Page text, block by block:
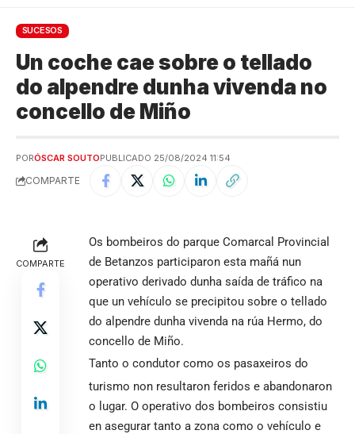
SUCESOS
Un coche cae sobre o tellado
do alpendre dunha vivenda no
concello de Miño
PORÓSCAR SOUTOPUBLICADO 25/08/2024 11:54
COMPARTE
COMPARTE
Os bombeiros do parque Comarcal Provincial
de Betanzos participaron esta mañá nun
operativo derivado dunha saída de tráfico na
que un vehículo se precipitou sobre o tellado
do alpendre dunha vivenda na rúa Hermo, do
concello de Miño.
Tanto o condutor como os pasaxeiros do
turismo non resultaron feridos e abandonaron
o lugar. O operativo dos bombeiros consistiu
en asegurar tanto a zona como o vehículo e